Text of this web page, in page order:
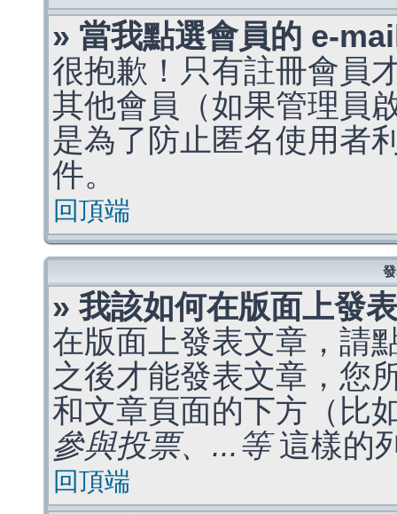
» 當我點選會員的 e-
很抱歉！只有註冊會員
其他會員（如果管理員
是為了防止匿名使用者
件。
回頂端
» 我該如何在版面上發
在版面上發表文章，請
之後才能發表文章，您
和文章頁面的下方（比
參與投票、...等這樣的
回頂端